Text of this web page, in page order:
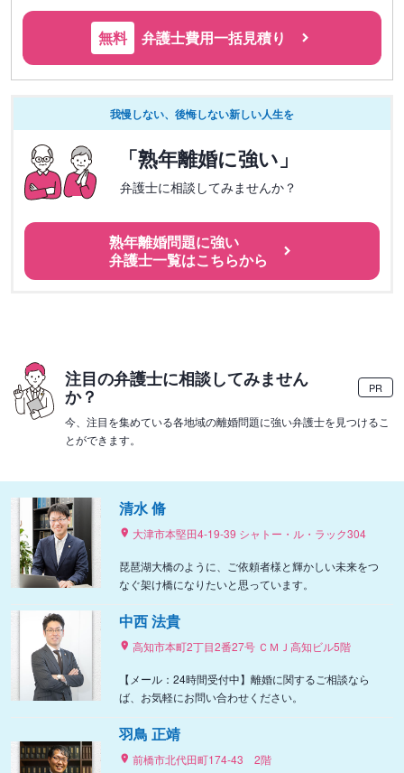
無料 弁護士費用一括見積り
我慢しない、後悔しない新しい人生を
「熟年離婚に強い」
弁護士に相談してみませんか？
熟年離婚問題に強い
弁護士一覧はこちらから
注目の弁護士に相談してみません
か？ PR
今、注目を集めている各地域の離婚問題に強い弁護士を見つけるこ
とができます。
清水 脩
大津市本堅田4-19-39 シャトー・ル・ラック304
琵琶湖大橋のように、ご依頼者様と輝かしい未来をつ
なぐ架け橋になりたいと思っています。
中西 法貴
高知市本町2丁目2番27号 ＣＭＪ高知ビル5階
【メール：24時間受付中】離婚に関するご相談なら
ば、お気軽にお問い合わせください。
羽鳥 正靖
前橋市北代田町174-43 2階